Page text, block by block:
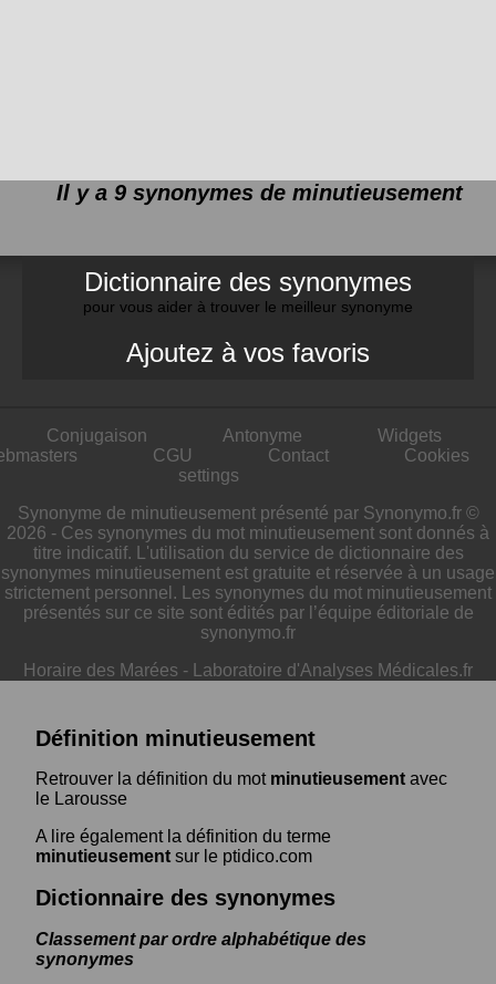
Il y a 9 synonymes de minutieusement
Dictionnaire des synonymes
pour vous aider à trouver le meilleur synonyme
Ajoutez à vos favoris
Conjugaison Antonyme
Widgets
CGU Contact
Cookies
settings
Synonyme de minutieusement présenté par Synonymo.fr ©
2026 - Ces synonymes du mot minutieusement sont donnés à
titre indicatif. L'utilisation du service de dictionnaire des
synonymes minutieusement est gratuite et réservée à un usage
strictement personnel. Les synonymes du mot minutieusement
présentés sur ce site sont édités par l’équipe éditoriale de
synonymo.fr
Horaire des Marées - Laboratoire d'Analyses Médicales.fr
Définition minutieusement
Retrouver la définition du mot minutieusement avec
le Larousse
A lire également la définition du terme
minutieusement sur le ptidico.com
Dictionnaire des synonymes
Classement par ordre alphabétique des
synonymes